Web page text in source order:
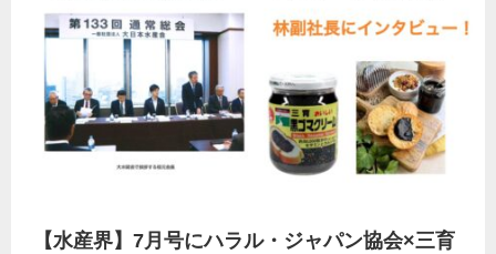
【水産界】7月号にハラル・ジャパン協会×三育